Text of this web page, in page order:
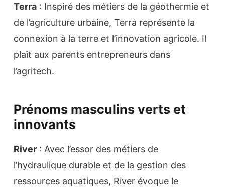
Terra : Inspiré des métiers de la géothermie et
de l’agriculture urbaine, Terra représente la
connexion à la terre et l’innovation agricole. Il
plaît aux parents entrepreneurs dans
l’agritech.
Prénoms masculins verts et
innovants
River : Avec l’essor des métiers de
l’hydraulique durable et de la gestion des
ressources aquatiques, River évoque le